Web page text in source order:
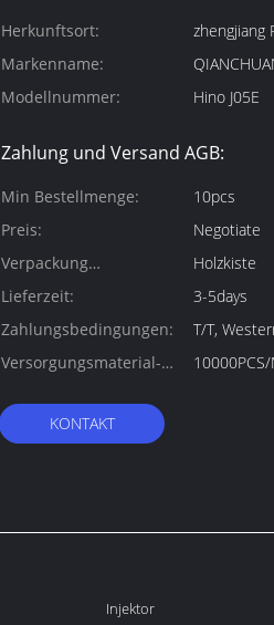
Herkunftsort:
zhengjiang
Markenname:
Modellnummer:
Hino J05E
Zahlung und Versand AGB:
Min Bestellmenge:
10pcs
Preis:
Negotiate
Verpackung
Informationen:
Holzkiste
Lieferzeit:
3-5days
Zahlungsbedingungen:
T/T,
Versorgungsmaterial-
KONTAKT
Injektor